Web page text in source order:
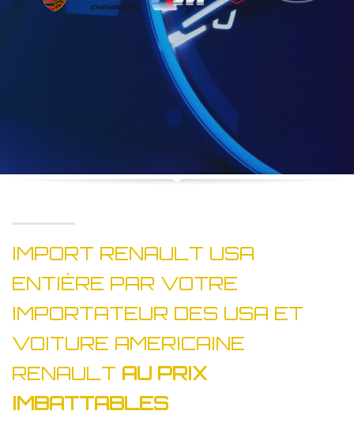
IMPORT RENAULT USA
ENTIÈRE PAR VOTRE
IMPORTATEUR DES USA ET
VOITURE AMERICAINE
RENAULT AU PRIX
IMBATTABLES